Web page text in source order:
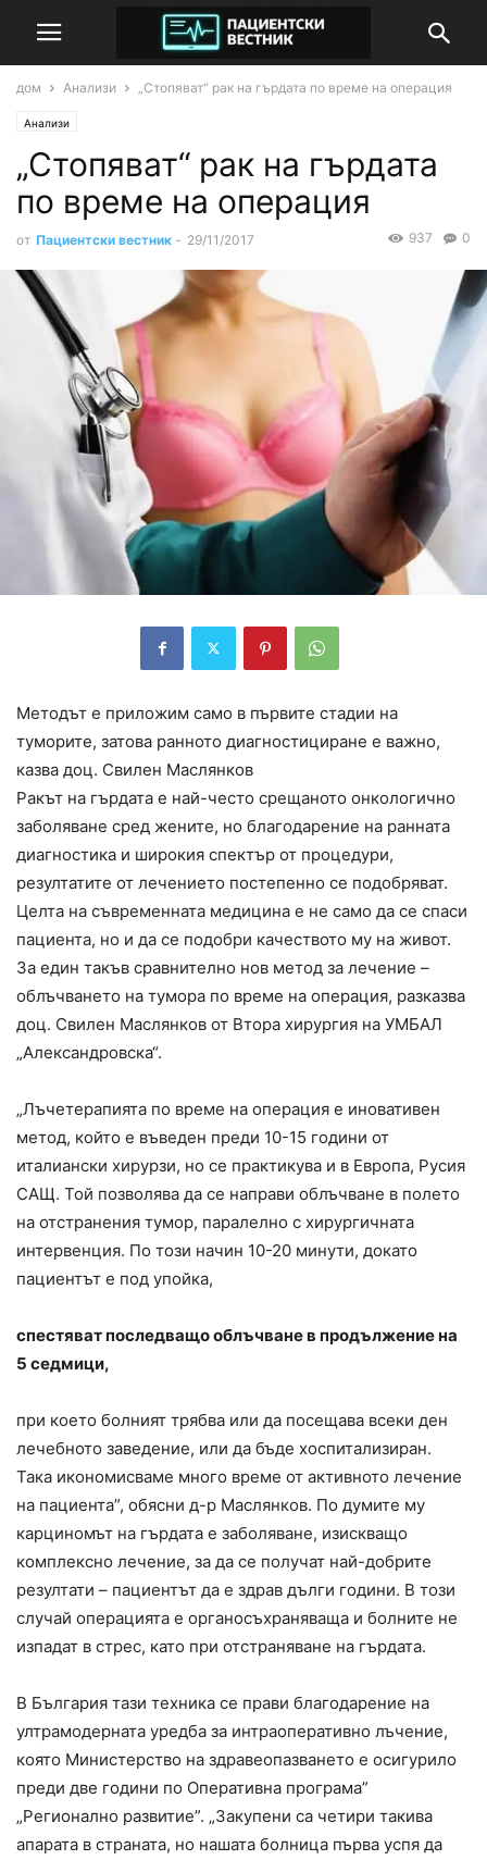
дом Анализи „Стопяват“ рак на гърдата по време на операция
Анализи
„Стопяват“ рак на гърдата
по време на операция
от Пациентски вестник - 29/11/2017 0
937
Методът е приложим само в първите стадии на
туморите, затова ранното диагностициране е важно,
казва доц. Свилен Маслянков
Ракът на гърдата е най-често срещаното онкологично
заболяване сред жените, но благодарение на ранната
диагностика и широкия спектър от процедури,
резултатите от лечението постепенно се подобряват.
Целта на съвременната медицина е не само да се спаси
пациента, но и да се подобри качеството му на живот.
За един такъв сравнително нов метод за лечение –
облъчването на тумора по време на операция, разказва
доц. Свилен Маслянков от Втора хирургия на УМБАЛ
„Александровска“.
„Лъчетерапията по време на операция е иновативен
метод, който е въведен преди 10-15 години от
италиански хирурзи, но се практикува и в Европа, Русия
САЩ. Той позволява да се направи облъчване в полето
на отстранения тумор, паралелно с хирургичната
интервенция. По този начин 10-20 минути, докато
пациентът е под упойка,
спестяват последващо облъчване в продължение на
5 седмици,
при което болният трябва или да посещава всеки ден
лечебното заведение, или да бъде хоспитализиран.
Така икономисваме много време от активното лечение
на пациента”, обясни д-р Маслянков. По думите му
карциномът на гърдата е заболяване, изискващо
комплексно лечение, за да се получат най-добрите
резултати – пациентът да е здрав дълги години. В този
случай операцията е органосъхраняваща и болните не
изпадат в стрес, като при отстраняване на гърдата.
В България тази техника се прави благодарение на
ултрамодерната уредба за интраоперативно лъчение,
която Министерство на здравеопазването е осигурило
преди две години по Оперативна програма”
„Регионално развитие”. „Закупени са четири такива
апарата в страната, но нашата болница първа успя да